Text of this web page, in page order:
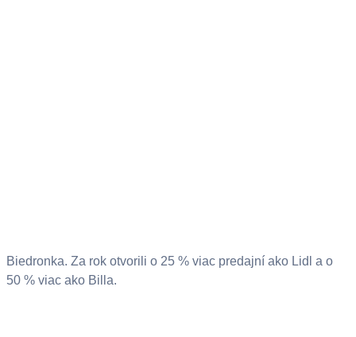
Biedronka. Za rok otvorili o 25 % viac predajní ako Lidl a o
50 % viac ako Billa.